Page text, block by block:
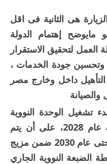
هى الثانية فى اقل
إهتمام الدولة
لتحقيق الاستقرار
وتحسين جودة الخدمات ،
داخل وخارج مصر
تشغيل الوحدة النووية
الأولى بمحطة الضبعة النووية عام 2028، على أن يتم
تشغيل الوحدات الأخرى تباعَا حتى عام 2030 ضمن مزيج
الضبعة النووية الجاري